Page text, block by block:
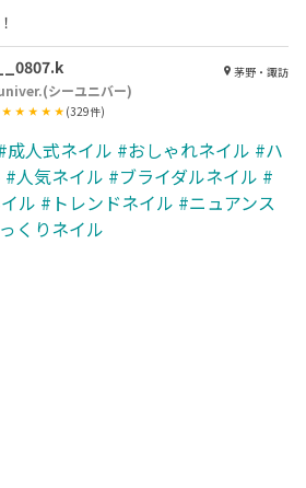
シーユニバー)
(329件)
茅野・諏訪
成人式ネイル #おしゃれネイル #ハ
#人気ネイル #ブライダルネイル #
ル #トレンドネイル #ニュアンス
くりネイル